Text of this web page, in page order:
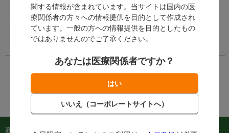
関する情報が含まれています。当サイトは国内の医
療関係者の方々への情報提供を目的として作成され
ています。一般の方への情報提供を目的としたもの
ではありませんのでご了承ください。
あなたは医療関係者ですか？
本
カートに入れる
商品を探す：